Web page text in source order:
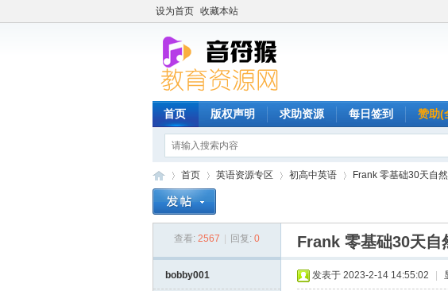
设为首页 收藏本站
首页 版权声明 求助资源 每日签到 赞助(
首页
›
英语资源专区 初高中英语
›
Frank 零基础30天自
查看: 2567 回复: 0 Frank 零基础30天自
bobby001 发表于 2023-2-14 14:55:02